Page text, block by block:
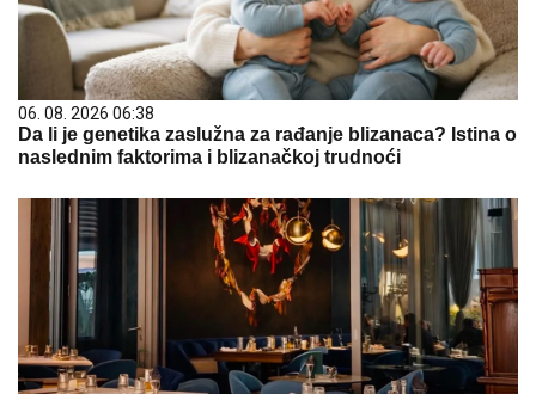
06. 08. 2026 06:38
Da li je genetika zaslužna za rađanje blizanaca? Istina o
naslednim faktorima i blizanačkoj trudnoći